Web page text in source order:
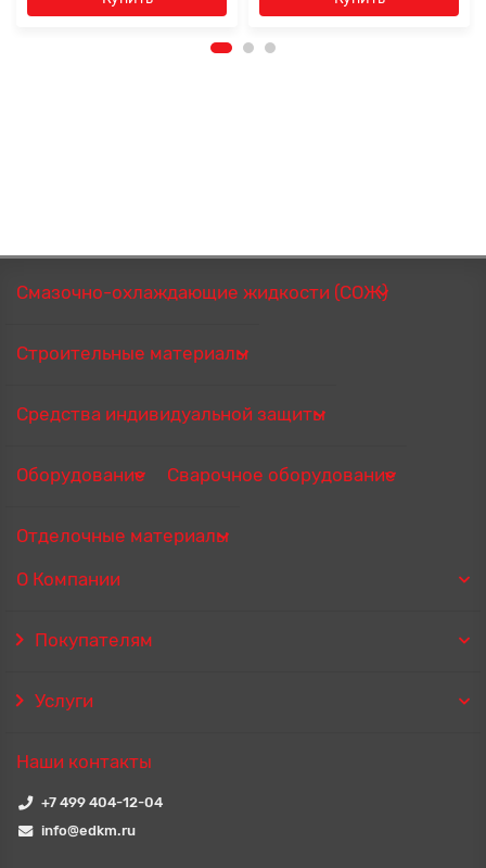
Смазочно-охлаждающие жидкости (СОЖ)
Строительные материалы
Средства индивидуальной защиты
Оборудование Сварочное оборудование
Отделочные материалы
О Компании
Покупателям
Услуги
Наши контакты
+7 499 404-12-04
info@edkm.ru